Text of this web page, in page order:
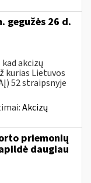
gegužės 26 d.
akcizų
kurias Lietuvos
52 straipsnyje
Akcizų
priemonių
daugiau